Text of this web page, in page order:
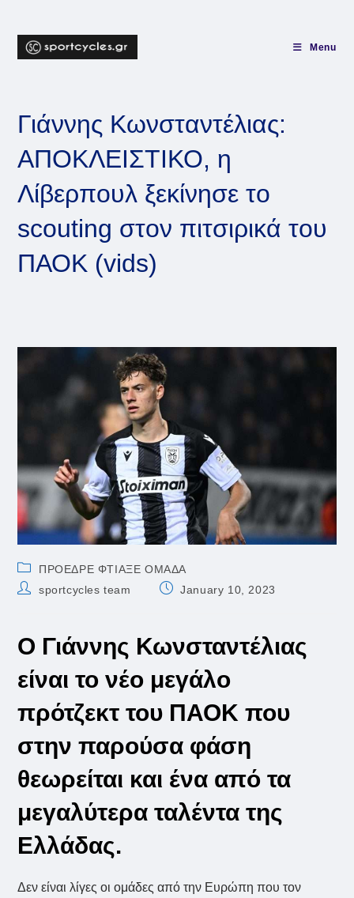
content
Menu
Γιάννης Κωνσταντέλιας:
ΑΠΟΚΛΕΙΣΤΙΚΟ, η
Λίβερπουλ ξεκίνησε το
scouting στον πιτσιρικά του
ΠΑΟΚ (vids)
Post
category:
ΠΡΟΕΔΡΕ ΦΤΙΑΞΕ ΟΜΑΔΑ
Postsportcycles team
PostJanuary 10, 2023
Ο Γιάννης Κωνσταντέλιας
είναι το νέο μεγάλο
πρότζεκτ του ΠΑΟΚ που
στην παρούσα φάση
θεωρείται και ένα από τα
μεγαλύτερα ταλέντα της
Ελλάδας.
Δεν είναι λίγες οι ομάδες από την Ευρώπη που τον